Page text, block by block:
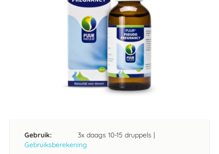
Gebruik: 3x daags 10-15 druppels |
Gebruiksberekening
begin